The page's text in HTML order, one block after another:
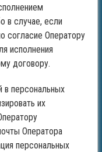
в случае, если
согласие Оператору
исполнения
договору.
в персональных
их
Оператора
персональных